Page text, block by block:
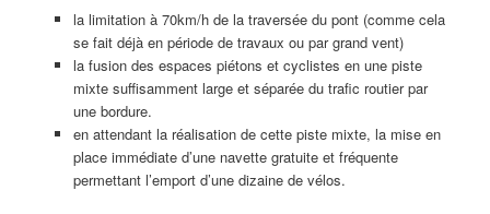
la limitation à 70km/h de la traversée du pont (comme cela
se fait déjà en période de travaux ou par grand vent)
la fusion des espaces piétons et cyclistes en une piste
mixte suffisamment large et séparée du trafic routier par
une bordure.
en attendant la réalisation de cette piste mixte, la mise en
place immédiate d’une navette gratuite et fréquente
permettant l’emport d’une dizaine de vélos.